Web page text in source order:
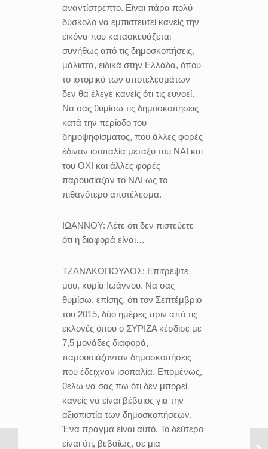
αναντίστρεπτο. Είναι πάρα πολύ
δύσκολο να εμπιστευτεί κανείς την
εικόνα που κατασκευάζεται
συνήθως από τις δημοσκοπήσεις,
μάλιστα, ειδικά στην Ελλάδα, όπου
το ιστορικό των αποτελεσμάτων
δεν θα έλεγε κανείς ότι τις ευνοεί.
Να σας θυμίσω τις δημοσκοπήσεις
κατά την περίοδο του
δημοψηφίσματος, που άλλες φορές
έδιναν ισοπαλία μεταξύ του ΝΑΙ και
του ΟΧΙ και άλλες φορές
παρουσίαζαν το ΝΑΙ ως το
πιθανότερο αποτέλεσμα.
ΙΩΑΝΝΟΥ: Λέτε ότι δεν πιστεύετε
ότι η διαφορά είναι…
ΤΖΑΝΑΚΟΠΟΥΛΟΣ: Επιτρέψτε
μου, κυρία Ιωάννου. Να σας
θυμίσω, επίσης, ότι τον Σεπτέμβριο
του 2015, δύο ημέρες πριν από τις
εκλογές όπου ο ΣΥΡΙΖΑ κέρδισε με
7,5 μονάδες διαφορά,
παρουσιάζονταν δημοσκοπήσεις
που έδειχναν ισοπαλία. Επομένως,
θέλω να σας πω ότι δεν μπορεί
κανείς να είναι βέβαιος για την
αξιοπιστία των δημοσκοπήσεων.
Ένα πράγμα είναι αυτό. Το δεύτερο
είναι ότι, βεβαίως, σε μια